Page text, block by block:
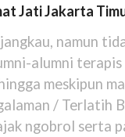
Jati Jakarta
namun
alumni
meskipun
/ Terlatih
ngobrol serta